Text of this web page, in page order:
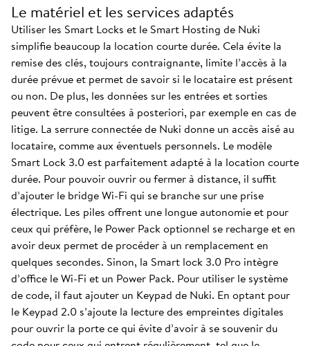
Le matériel et les services adaptés
Utiliser les Smart Locks et le Smart Hosting de Nuki
simplifie beaucoup la location courte durée. Cela évite la
remise des clés, toujours contraignante, limite l’accès à la
durée prévue et permet de savoir si le locataire est présent
ou non. De plus, les données sur les entrées et sorties
peuvent être consultées à posteriori, par exemple en cas de
litige. La serrure connectée de Nuki donne un accès aisé au
locataire, comme aux éventuels personnels. Le modèle
Smart Lock 3.0 est parfaitement adapté à la location courte
durée. Pour pouvoir ouvrir ou fermer à distance, il suffit
d’ajouter le bridge Wi-Fi qui se branche sur une prise
électrique. Les piles offrent une longue autonomie et pour
ceux qui préfère, le Power Pack optionnel se recharge et en
avoir deux permet de procéder à un remplacement en
quelques secondes. Sinon, la Smart lock 3.0 Pro intègre
d’office le Wi-Fi et un Power Pack. Pour utiliser le système
de code, il faut ajouter un Keypad de Nuki. En optant pour
le Keypad 2.0 s’ajoute la lecture des empreintes digitales
pour ouvrir la porte ce qui évite d’avoir à se souvenir du